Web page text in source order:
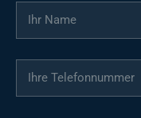
Ihr Name
Ihre Telefonnummer